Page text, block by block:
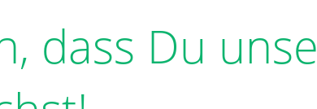
dass Du